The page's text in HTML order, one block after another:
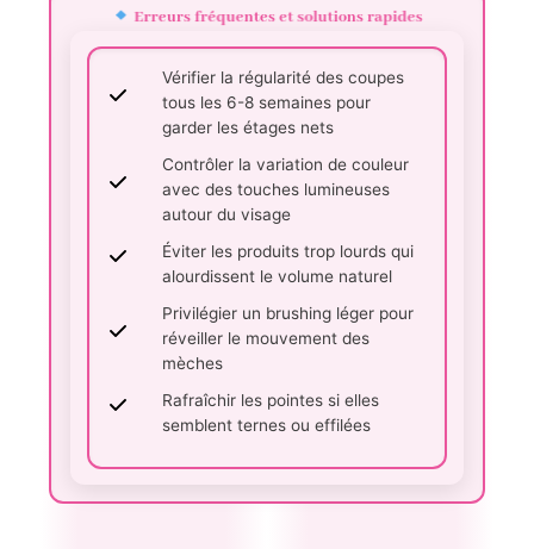
Erreurs fréquentes et solutions rapides
Vérifier la régularité des coupes
tous les 6-8 semaines pour
garder les étages nets
Contrôler la variation de couleur
avec des touches lumineuses
autour du visage
Éviter les produits trop lourds qui
alourdissent le volume naturel
Privilégier un brushing léger pour
réveiller le mouvement des
mèches
Rafraîchir les pointes si elles
semblent ternes ou effilées